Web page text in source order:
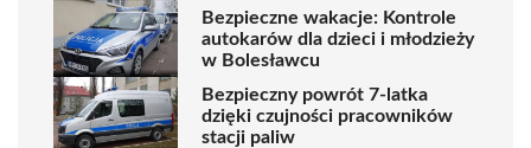
Bezpieczne wakacje: Kontrole
autokarów dla dzieci i młodzieży
w Bolesławcu
Bezpieczny powrót 7-latka
dzięki czujności pracowników
stacji paliw